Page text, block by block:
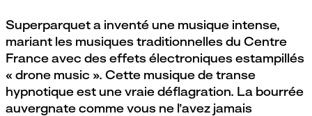
Superparquet a inventé une musique intense,
mariant les musiques traditionnelles du Centre
France avec des effets électroniques estampillés
« drone music ». Cette musique de transe
hypnotique est une vraie déflagration. La bourrée
auvergnate comme vous ne l’avez jamais